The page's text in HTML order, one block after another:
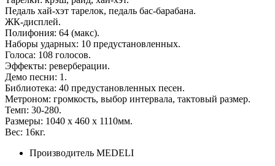
Педаль хай-хэт тарелок, педаль бас-барабана.
ЖК-дисплей.
Полифония: 64 (макс).
Наборы ударных: 10 предустановленных.
Голоса: 108 голосов.
Эффекты: реверберации.
Демо песни: 1.
Библиотека: 40 предустановленных песен.
Метроном: громкость, выбор интервала, тактовый размер.
Темп: 30-280.
Размеры: 1040 х 460 х 1110мм.
Вес: 16кг.
Производитель MEDELI